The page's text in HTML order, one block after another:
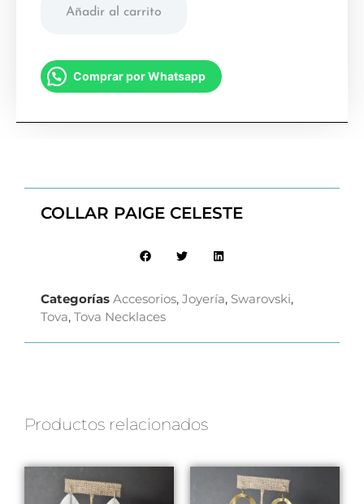
Añadir al carrito
Comprar por Whatsapp
COLLAR PAIGE CELESTE
Categorías Accesorios, Joyería, Swarovski,
Tova, Tova Necklaces
Productos relacionados